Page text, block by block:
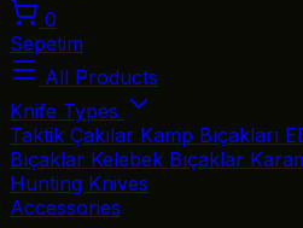
0
Sepetim
All Products
Knife Types
Taktik Çakılar Kamp Bıçakları
Bıçaklar Kelebek Bıçaklar
Hunting Knives
Accessories